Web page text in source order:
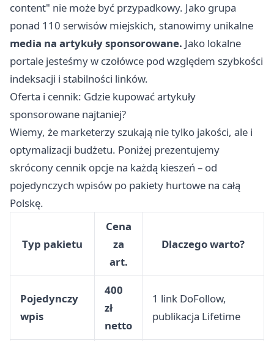
content" nie może być przypadkowy. Jako grupa
ponad 110 serwisów miejskich, stanowimy unikalne
media na artykuły sponsorowane. Jako lokalne
portale jesteśmy w czołówce pod względem szybkości
indeksacji i stabilności linków.
Oferta i cennik: Gdzie kupować artykuły
sponsorowane najtaniej?
Wiemy, że marketerzy szukają nie tylko jakości, ale i
optymalizacji budżetu. Poniżej prezentujemy
skrócony cennik opcje na każdą kieszeń – od
pojedynczych wpisów po pakiety hurtowe na całą
Polskę.
Typ pakietu
Cena
za
art.
Dlaczego warto?
Pojedynczy
wpis
400
zł
netto
1 link DoFollow,
publikacja Lifetime